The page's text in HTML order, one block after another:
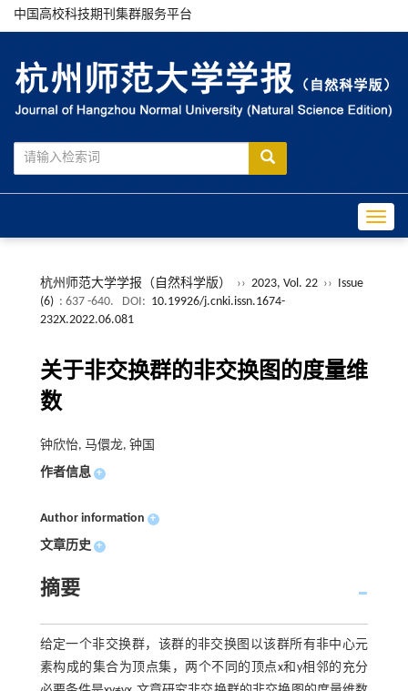
中国高校科技期刊集群服务平台
杭州师范大学学报（自然科学版） ›› 2023, Vol. 22 ›› Issue
(6) : 637 -640. DOI: 10.19926/j.cnki.issn.1674-
232X.2022.06.081
关于非交换群的非交换图的度量维
数
钟欣怡, 马儇龙, 钟国
作者信息 +
Author information +
文章历史 +
摘要
给定一个非交换群，该群的非交换图以该群所有非中心元
素构成的集合为顶点集，两个不同的顶点x和y相邻的充分